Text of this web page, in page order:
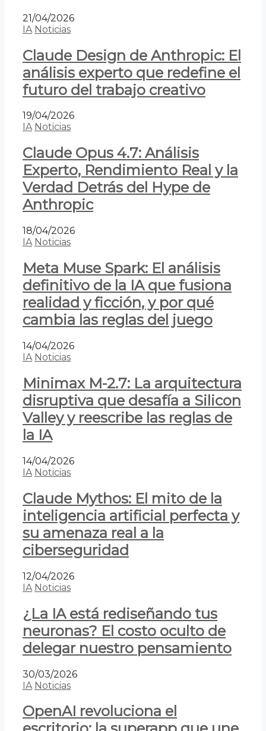
21/04/2026
IA Noticias
Claude Design de Anthropic: El
análisis experto que redefine el
futuro del trabajo creativo
19/04/2026
IA Noticias
Claude Opus 4.7: Análisis
Experto, Rendimiento Real y la
Verdad Detrás del Hype de
Anthropic
18/04/2026
IA Noticias
Meta Muse Spark: El análisis
definitivo de la IA que fusiona
realidad y ficción, y por qué
cambia las reglas del juego
14/04/2026
IA Noticias
Minimax M-2.7: La arquitectura
disruptiva que desafía a Silicon
Valley y reescribe las reglas de
la IA
14/04/2026
IA Noticias
Claude Mythos: El mito de la
inteligencia artificial perfecta y
su amenaza real a la
ciberseguridad
12/04/2026
IA Noticias
¿La IA está rediseñando tus
neuronas? El costo oculto de
delegar nuestro pensamiento
30/03/2026
IA Noticias
OpenAI revoluciona el